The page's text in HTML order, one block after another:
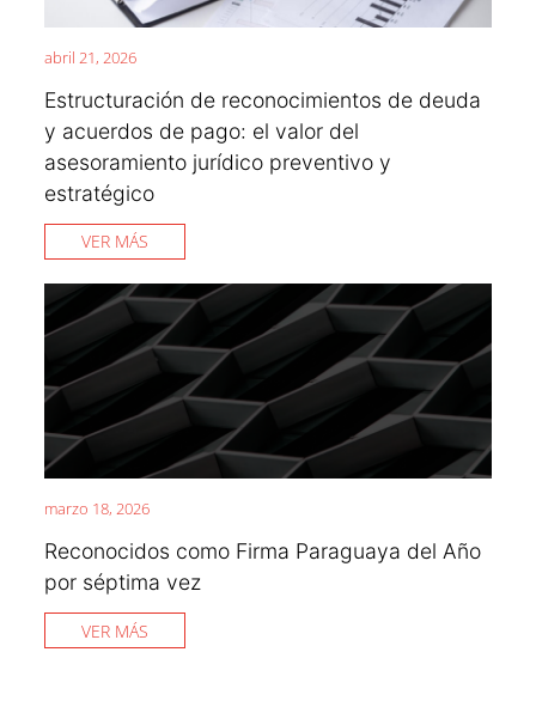
abril 21, 2026
Estructuración de reconocimientos de deuda
y acuerdos de pago: el valor del
asesoramiento jurídico preventivo y
estratégico
VER MÁS
marzo 18, 2026
Reconocidos como Firma Paraguaya del Año
por séptima vez
VER MÁS